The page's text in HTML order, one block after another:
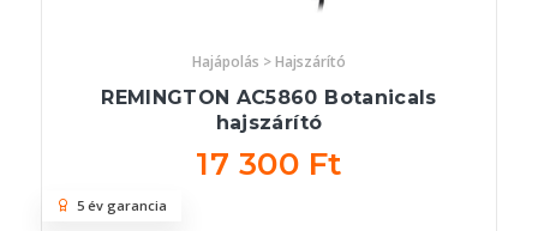
Hajápolás > Hajszárító
REMINGTON AC5860 Botanicals
hajszárító
17 300 Ft
5 év garancia